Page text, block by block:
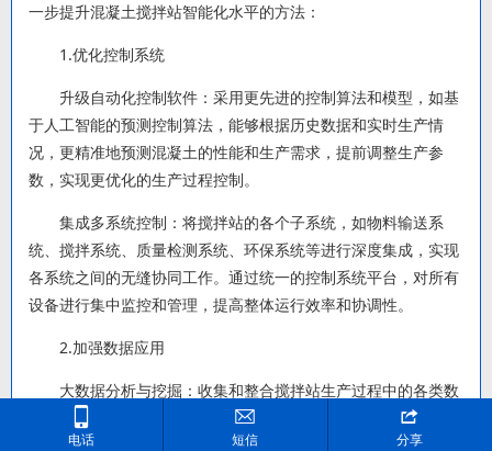
一步提升混凝土搅拌站智能化水平的方法：
1.优化控制系统
升级自动化控制软件：采用更先进的控制算法和模型，如基
于人工智能的预测控制算法，能够根据历史数据和实时生产情
况，更精准地预测混凝土的性能和生产需求，提前调整生产参
数，实现更优化的生产过程控制。
集成多系统控制：将搅拌站的各个子系统，如物料输送系
统、搅拌系统、质量检测系统、环保系统等进行深度集成，实现
各系统之间的无缝协同工作。通过统一的控制系统平台，对所有
设备进行集中监控和管理，提高整体运行效率和协调性。
2.加强数据应用
大数据分析与挖掘：收集和整合搅拌站生产过程中的各类数
据，包括原材料数据、生产参数数据、质量检测数据、设备运行
数据等。利用大数据分析技术，挖掘数据之间的潜在关系和规

电话

短信

分享